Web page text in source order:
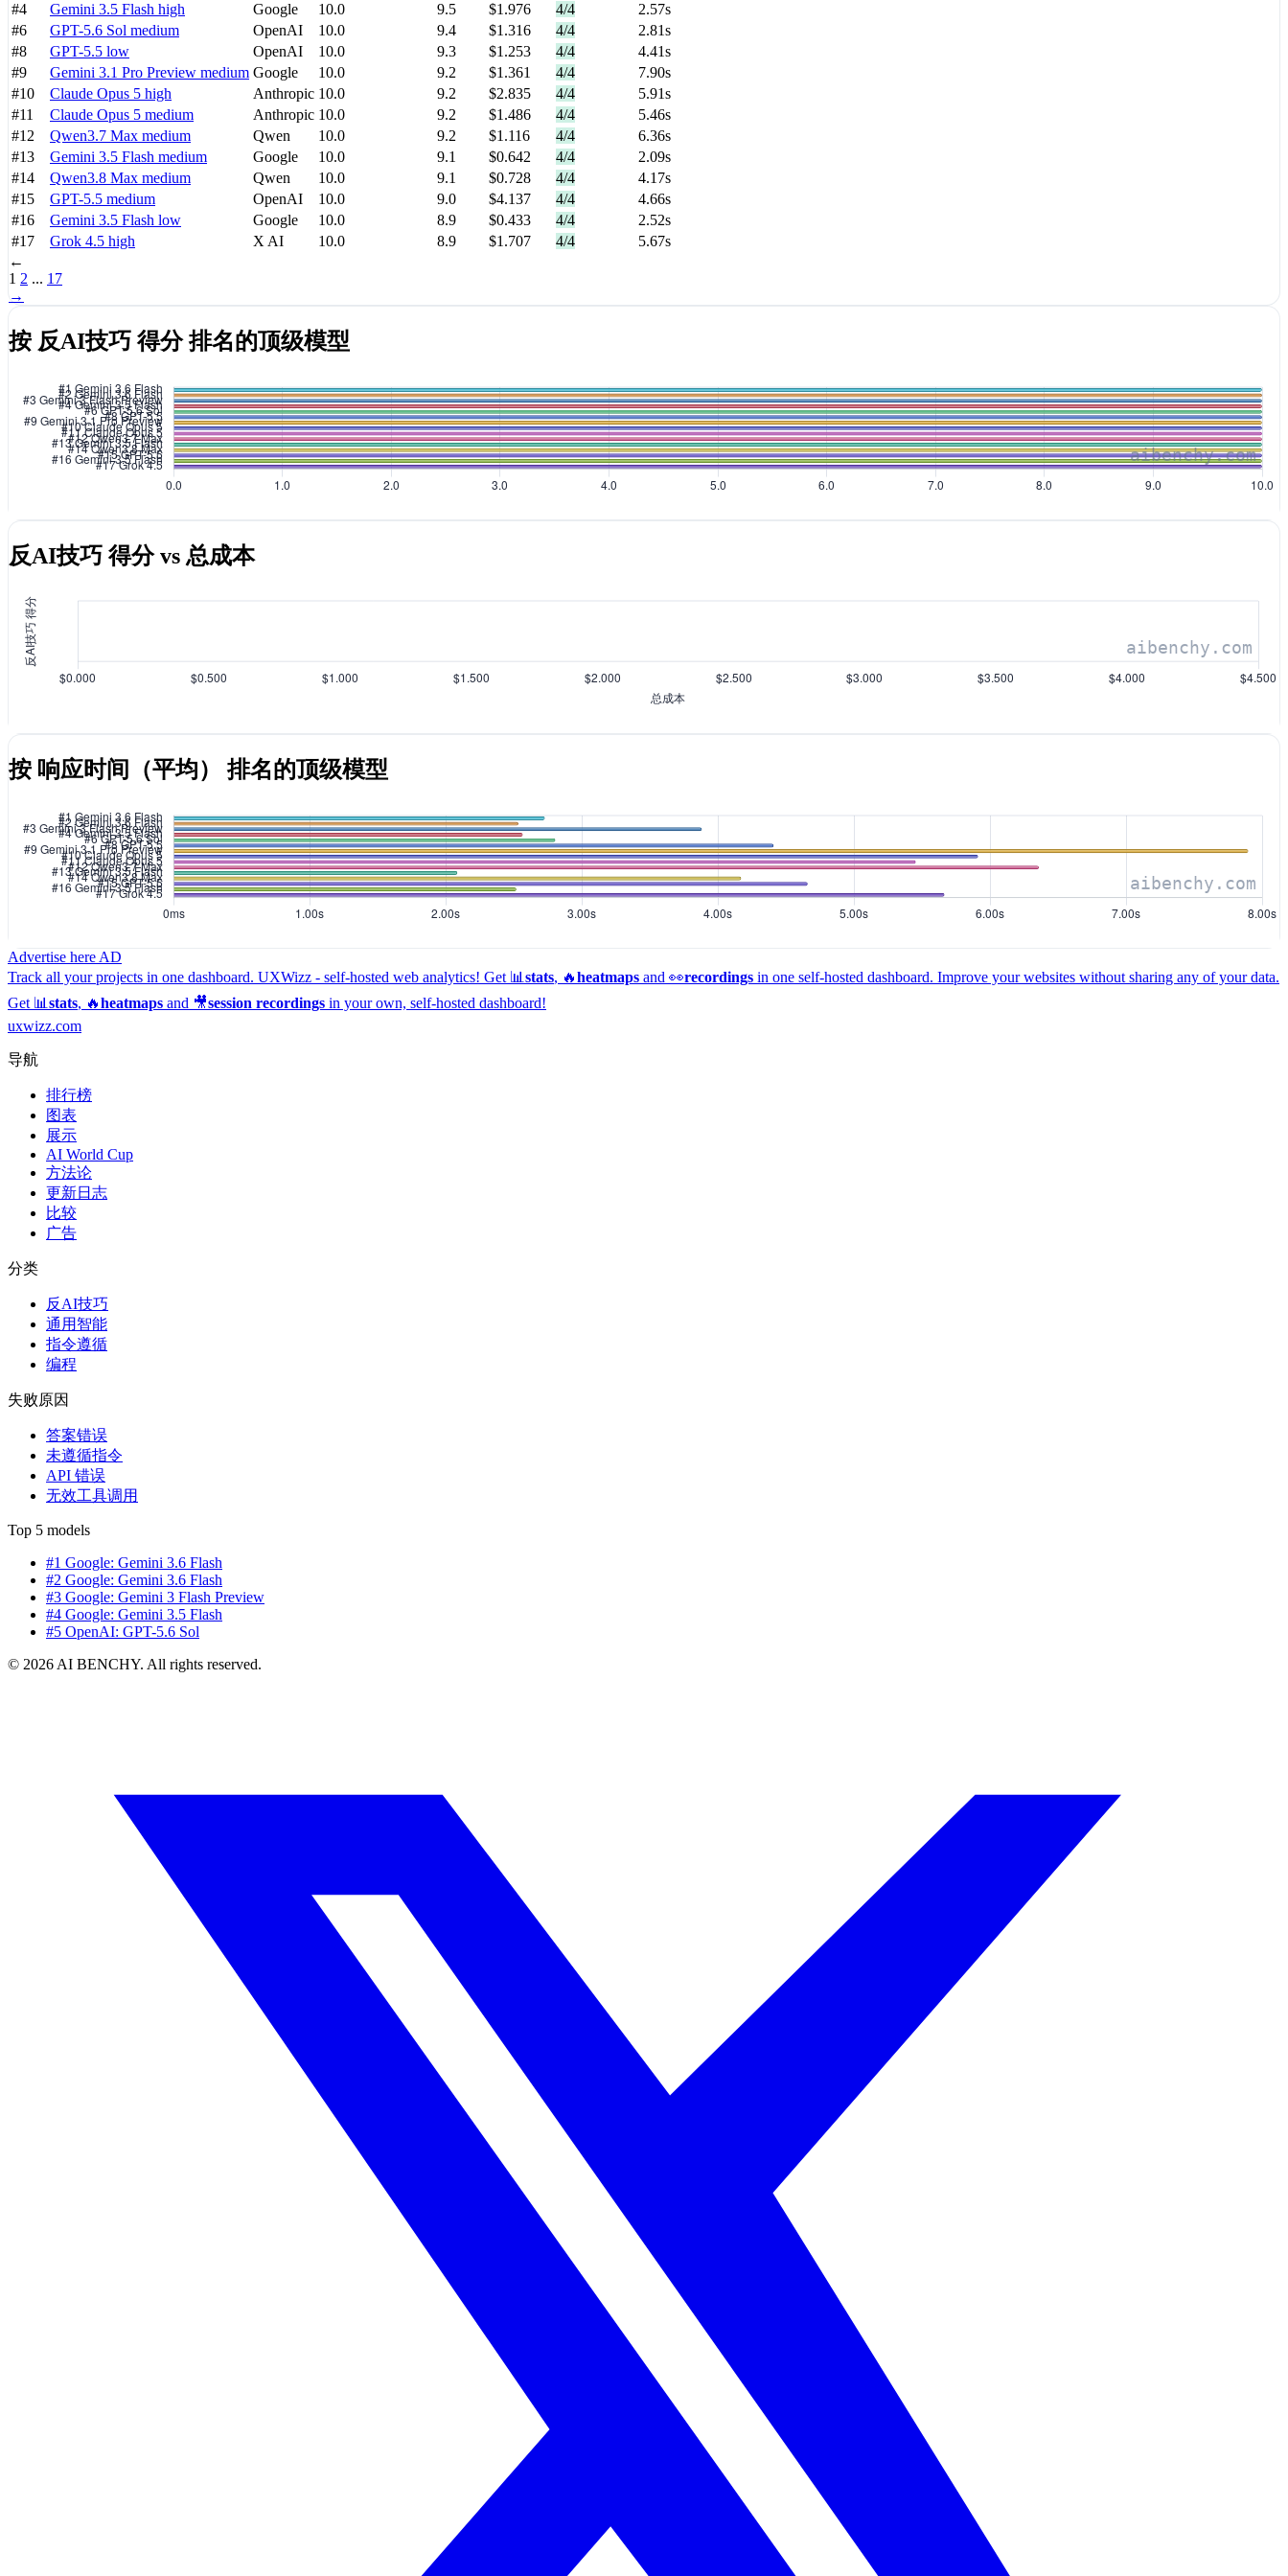
#4
Gemini 3.5 Flash high Google 10.0 9.5 $1.976 4/4
2.57s
#6
GPT-5.6 Sol medium OpenAI 10.0 9.4 $1.316 4/4
2.81s
#8
GPT-5.5 low OpenAI 10.0 9.3 $1.253 4/4
4.41s
#9
Gemini 3.1 Pro Preview medium Google 10.0 9.2 $1.361 4/4
7.90s
#10
Claude Opus 5 high Anthropic 10.0 9.2 $2.835 4/4
5.91s
#11
Claude Opus 5 medium Anthropic 10.0 9.2 $1.486 4/4
5.46s
#12
Qwen3.7 Max medium Qwen 10.0 9.2 $1.116 4/4
6.36s
#13
Gemini 3.5 Flash medium Google 10.0 9.1 $0.642 4/4
2.09s
#14
Qwen3.8 Max medium Qwen 10.0 9.1 $0.728 4/4
4.17s
#15
GPT-5.5 medium OpenAI 10.0 9.0 $4.137 4/4
4.66s
#16
Gemini 3.5 Flash low Google 10.0 8.9 $0.433 4/4
2.52s
#17
Grok 4.5 high X AI 10.0 8.9 $1.707 4/4
5.67s
←
1 2 ... 17
→
按 反AI技巧 得分 排名的顶级模型
反AI技巧 得分 vs 总成本
按 响应时间（平均） 排名的顶级模型
Advertise here AD
Track all your projects in one dashboard. UXWizz - self-hosted web analytics! Get 📊 stats, 🔥heatmaps and 👀recordings in one self-hosted dashboard. Improve your websites without sharing any of your data.
Get 📊 stats, 🔥heatmaps and 🎥session recordings in your own, self-hosted dashboard!
uxwizz.com
导航
排行榜
图表
展示
AI World Cup
方法论
更新日志
比较
广告
分类
反AI技巧
通用智能
指令遵循
编程
失败原因
答案错误
未遵循指令
API 错误
无效工具调用
Top 5 models
#1 Google: Gemini 3.6 Flash
#2 Google: Gemini 3.6 Flash
#3 Google: Gemini 3 Flash Preview
#4 Google: Gemini 3.5 Flash
#5 OpenAI: GPT-5.6 Sol
© 2026 AI BENCHY. All rights reserved.